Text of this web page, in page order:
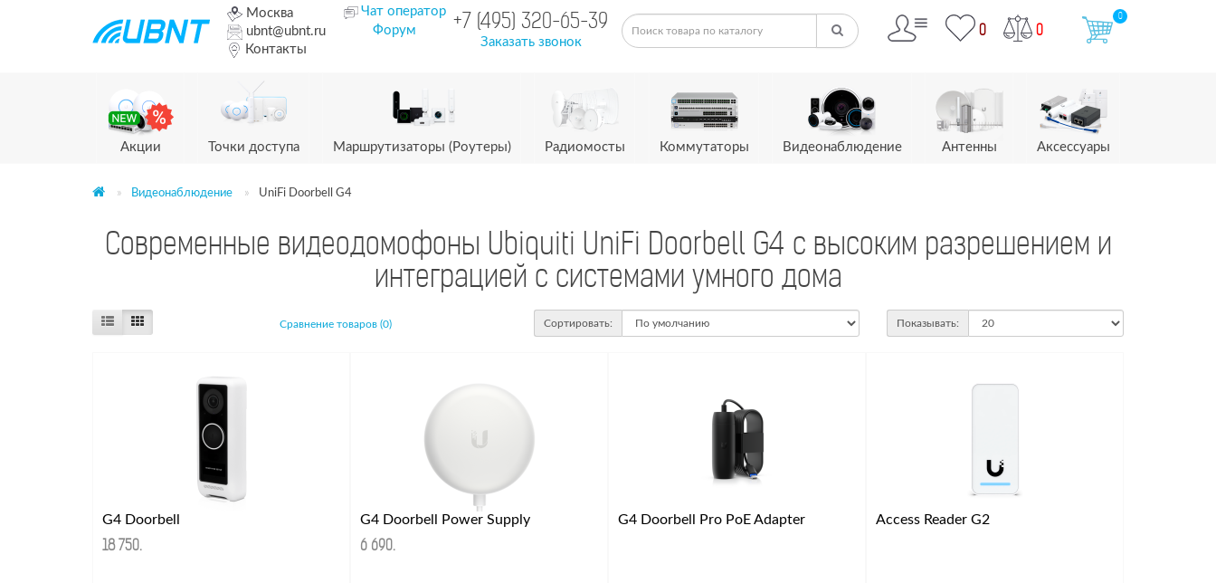
Москва
ubnt@ubnt.ru
Контакты
Чат оператор
Форум
+7 (495) 320-65-39
Заказать звонок
0 0
0
Акции Точки доступа Маршрутизаторы (Роутеры) Радиомосты Коммутаторы Видеонаблюдение Антенны Аксессуары
Видеонаблюдение UniFi Doorbell G4
Современные видеодомофоны Ubiquiti UniFi Doorbell G4 с высоким разрешением и
интеграцией с системами умного дома
Сравнение товаров (0) Сортировать: Показывать:
G4 Doorbell
18 750.
G4 Doorbell Power Supply
6 690.
G4 Doorbell Pro PoE Adapter Access Reader G2